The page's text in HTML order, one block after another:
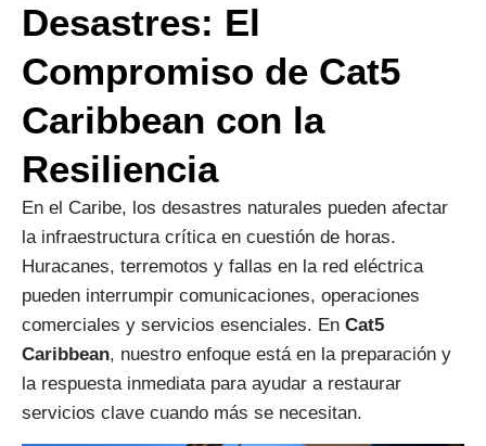
Desastres: El
Compromiso de Cat5
Caribbean con la
Resiliencia
En el Caribe, los desastres naturales pueden afectar
la infraestructura crítica en cuestión de horas.
Huracanes, terremotos y fallas en la red eléctrica
pueden interrumpir comunicaciones, operaciones
comerciales y servicios esenciales. En Cat5
Caribbean, nuestro enfoque está en la preparación y
la respuesta inmediata para ayudar a restaurar
servicios clave cuando más se necesitan.